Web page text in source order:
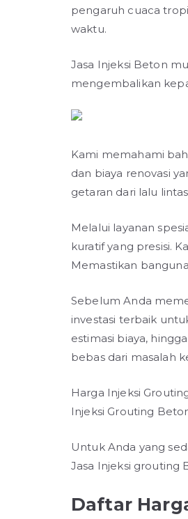
pengaruh cuaca
waktu.
Jasa Injeksi Beton
mengembalikan
Kami memahami
dan biaya renovasi
getaran dari lalu
Melalui layanan
kuratif yang presisi.
Memastikan
Sebelum Anda
investasi terbaik
estimasi biaya,
bebas dari masalah
Harga Injeksi
Injeksi Grouting
Untuk Anda yang
Jasa Injeksi grouting
Daftar